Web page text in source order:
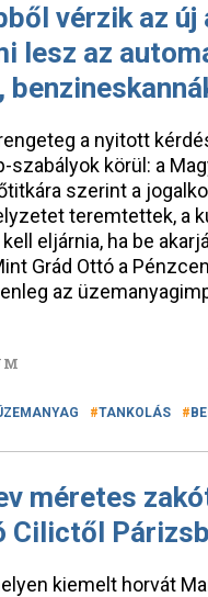
vérzik az
lesz az
a nyitott
szabályok körül: a
szerint a
teremtettek, a
eljárnia, ha be
Grád Ottó a
az
TANKOLÁS
méretes
Cilictől
kiemelt horvát